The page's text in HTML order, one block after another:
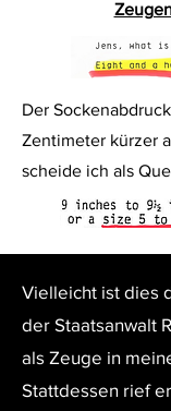
Der
Zentimeter kürzer
scheide ich als
Vielleicht ist dies
der Staatsanwalt
als Zeuge in
Stattdessen rief